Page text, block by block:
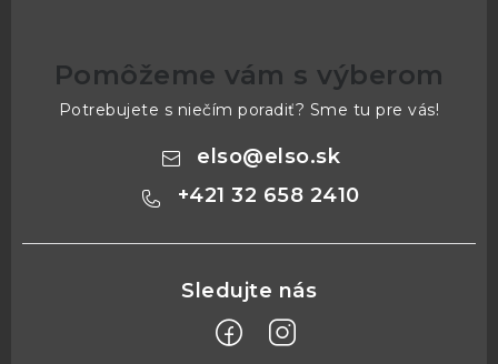
Pomôžeme vám s výberom
Potrebujete s niečím poradiť? Sme tu pre vás!
elso@elso.sk
+421 32 658 2410